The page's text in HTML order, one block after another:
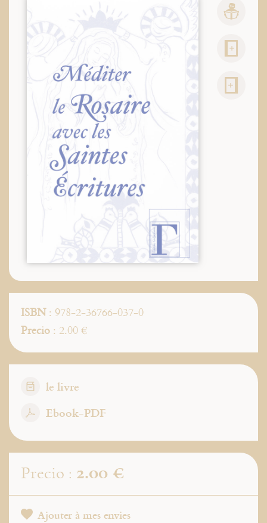
ISBN: 978-2-36766-037-0
Precio : 2.00 €
le livre
Ebook-PDF
Precio : 2.00 €
Ajouter à mes envies